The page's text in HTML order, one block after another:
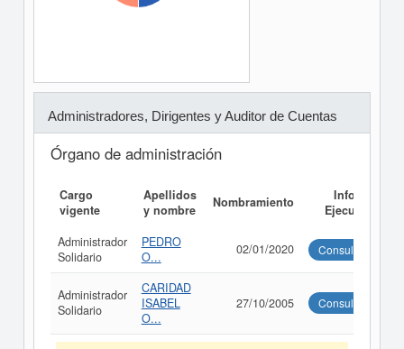
Administradores, Dirigentes y Auditor de Cuentas
Órgano de administración
Cargo
vigente
Apellidos
y nombre
Nombramiento
Informe
Ejecutivo
Administrador
Solidario
PEDRO
O...
02/01/2020 Consultar
Administrador
Solidario
CARIDAD
ISABEL
O...
27/10/2005 Consultar